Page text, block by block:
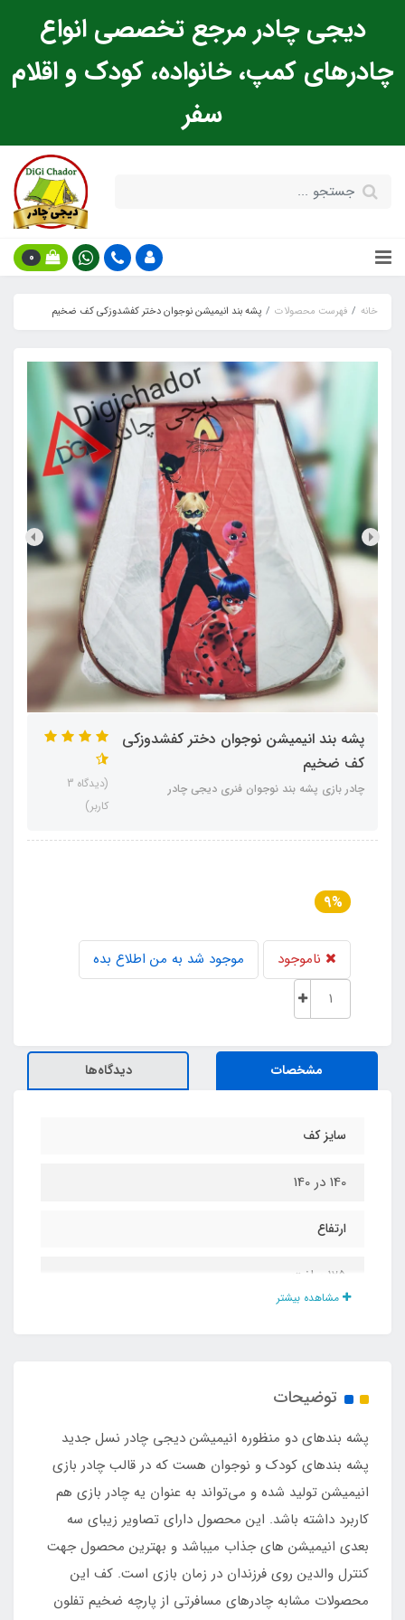
دیجی چادر مرجع تخصصی انواع
چادرهای کمپ، خانواده، کودک و اقلام
سفر
0
خانه فهرست محصولات پشه‌ بند انیمیشن نوجوان دختر کفشدوزکی کف ضخیم
پشه‌ بند انیمیشن نوجوان دختر کفشدوزکی
کف ضخیم
چادر بازی پشه‌ بند نوجوان فنری دیجی چادر
(دیدگاه 3
کاربر)
9%
ناموجود موجود شد به من اطلاع بده
مشخصات دیدگاه‌ها
سایز کف
140 در 140
ارتفاع
125 سانت
جنس کف
کف ضخیم تفلون برزنت طوسی
نوع اسکلت
فلزی فنری روکشدار با نوار ابریشم
نوع باز و بست
مشاهده بیشتر
توضیحات
پشه‌ بندهای دو منظوره انیمیشن دیجی چادر نسل جدید
پشه‌ بندهای کودک و نوجوان هست که در قالب چادر بازی
انیمیشن تولید شده و می‌تواند به عنوان یه چادر بازی هم
کاربرد داشته باشد. این محصول دارای تصاویر زیبای سه
بعدی انیمیشن های جذاب میباشد و بهترین محصول جهت
کنترل والدین روی فرزندان در زمان بازی است. کف این
محصولات مشابه چادرهای مسافرتی از پارچه ضخیم تفلون